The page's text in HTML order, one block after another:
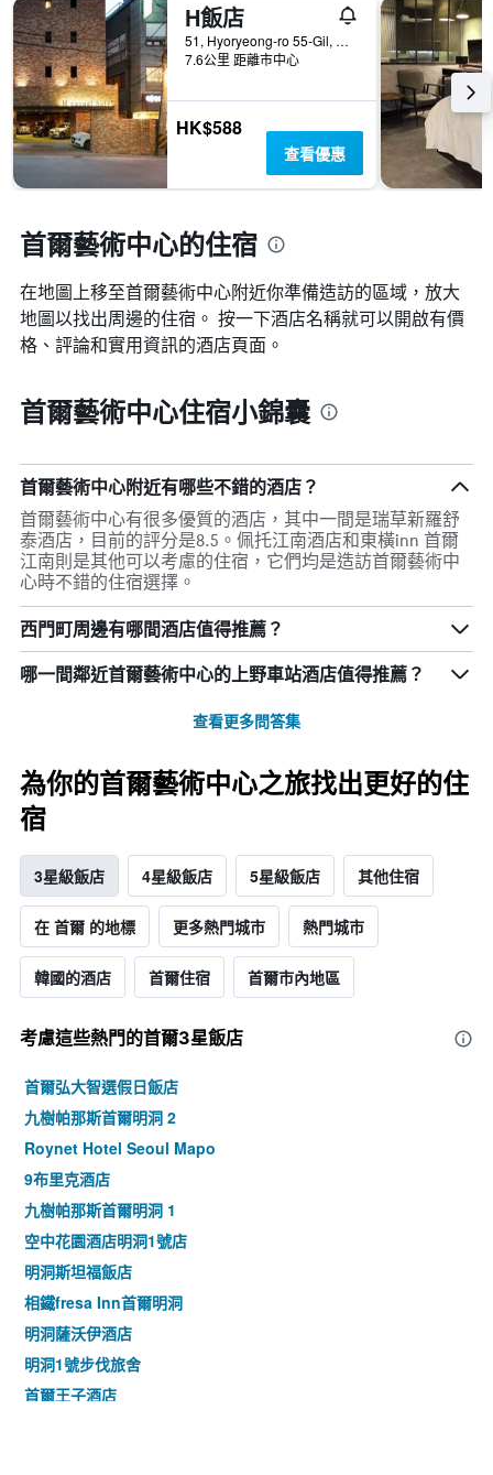
H飯店
51, Hyoryeong-ro 55-Gil, 首爾, 韓國
7.6公里 距離市中心
HK$588
查看優惠
首爾藝術中心的住宿
在地圖上移至首爾藝術中心​​附近你準備造訪的區域，放大
地圖以找出周邊的住宿。 按一下酒店名稱就可以開啟有價
格、評論和實用資訊的酒店頁面。
首爾藝術中心住宿小錦囊
首爾藝術中心附近有哪些不錯的酒店？
首爾藝術中心有很多優質的酒店，其中一間是瑞草新羅舒
泰酒店，目前的評分是8.5。佩托江南酒店和東橫inn 首爾
江南則是其他可以考慮的住宿，它們均是造訪首爾藝術中
心時不錯的住宿選擇。
西門町周邊有哪間酒店值得推薦？
哪一間鄰近首爾藝術中心的上野車站酒店值得推薦？
查看更多問答集
為你的首爾藝術中心之旅找出更好的住
宿
3星級飯店 4星級飯店 5星級飯店 其他住宿
在 首爾 的地標 更多熱門城市 熱門城市
韓國的酒店 首爾住宿 首爾市內地區
考慮這些熱門的首爾3星​飯店
首爾弘大智選假日飯店
九樹帕那斯首爾明洞 2
Roynet Hotel Seoul Mapo
9布里克酒店
九樹帕那斯首爾明洞 1
空中花園酒店明洞1號店
明洞斯坦福飯店
相鐵fresa Inn首爾明洞
明洞薩沃伊酒店
明洞1號步伐旅舍
首爾王子酒店